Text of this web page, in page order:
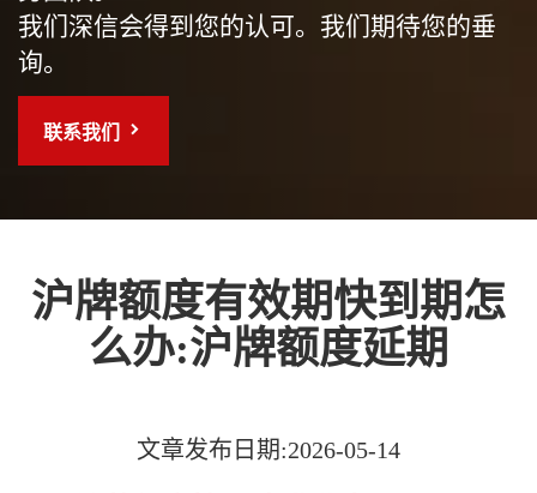
我们深信会得到您的认可。我们期待您的垂
询。
联系我们
沪牌额度有效期快到期怎
么办:沪牌额度延期
文章发布日期:2026-05-14